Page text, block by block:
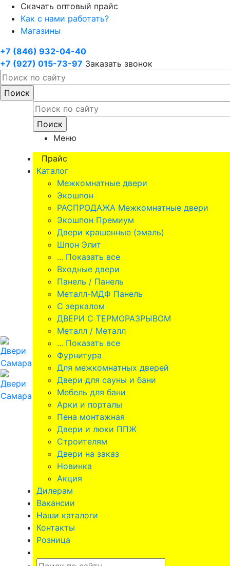
Скачать оптовый прайс
Как с нами работать?
Магазины
+7 (846) 932-04-40
+7 (927) 015-73-97 Заказать звонок
Меню
Прайс
Каталог
Межкомнатные двери
Экошпон
РАСПРОДАЖА Межкомнатные двери
Экошпон Премиум
Двери крашенные (эмаль)
Шпон Элит
... Показать все
Входные двери
Панель / Панель
Металл-МДФ Панель
С зеркалом
ДВЕРИ С ТЕРМОРАЗРЫВОМ
Металл / Металл
... Показать все
Фурнитура
Для межкомнатных дверей
Двери для сауны и бани
Мебель для бани
Арки и порталы
Пена монтажная
Двери и люки ППЖ
Строителям
Двери на заказ
Новинка
Акция
Дилерам
Вакансии
Наши каталоги
Контакты
Розница